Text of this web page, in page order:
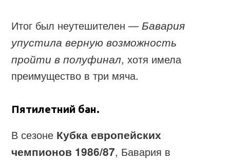
Итог был неутешителен —Бавария
упустила верную возможность
пройти в полуфинал, хотя имела
преимущество в три мяча.
Пятилетний бан.
В сезоне Кубка европейских
чемпионов 1986/87, Бавария в